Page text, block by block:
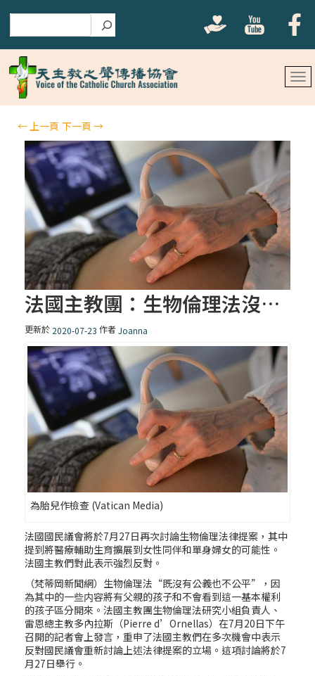
←上一頁 下一頁→
法國主教團：生物倫理法沒有公義，踐踏兒童的權利
更新於 2020-07-23 作者 Joanna
為胎兒作檢查 (Vatican Media)
法國國民議會將於7月27日再次討論生物倫理法律提案，其中
提到將醫療輔助生育擴展到女性同伴和單身婦女的可能性。
法國主教們對此表示強烈反對。
（梵蒂岡新聞網）生物倫理法“既沒有公義也不公平”，因
為其中的一些内容將有父親的孩子和不會看到這一基本權利
的孩子區分開來。法國主教團生物倫理法研究小組負責人、
雷恩總主教多內拉斯（Pierre d’Ornellas）在7月20日下午
召開的記者會上發言，重申了法國主教們在多次機會中表示
反對國民議會重新討論上述法律提案的立場。這項討論將於7
月27日舉行。